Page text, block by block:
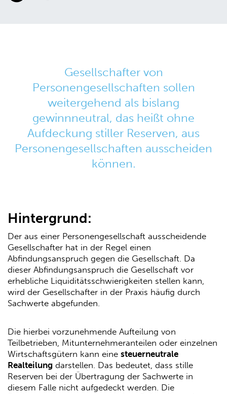
Gesellschafter von
Personengesellschaften sollen
weitergehend als bislang
gewinnneutral, das heißt ohne
Aufdeckung stiller Reserven, aus
Personengesellschaften ausscheiden
können.
Hintergrund:
Der aus einer Personengesellschaft ausscheidende
Gesellschafter hat in der Regel einen
Abfindungsanspruch gegen die Gesellschaft. Da
dieser Abfindungsanspruch die Gesellschaft vor
erhebliche Liquiditätsschwierigkeiten stellen kann,
wird der Gesellschafter in der Praxis häufig durch
Sachwerte abgefunden.
Die hierbei vorzunehmende Aufteilung von
Teilbetrieben, Mitunternehmeranteilen oder einzelnen
Wirtschaftsgütern kann eine steuerneutrale
Realteilung darstellen. Das bedeutet, dass stille
Reserven bei der Übertragung der Sachwerte in
diesem Falle nicht aufgedeckt werden. Die